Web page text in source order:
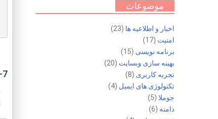
7- ایمن سازی wp-includes
موضوعات
اخبار و اطلاعیه ها (23)
امنیت (17)
برنامه نویسی (15)
بهینه سازی وبسایت (20)
تجربه کاربری (8)
تکنولوژی های ایمیل (4)
جوملا (5)
دامنه (6)